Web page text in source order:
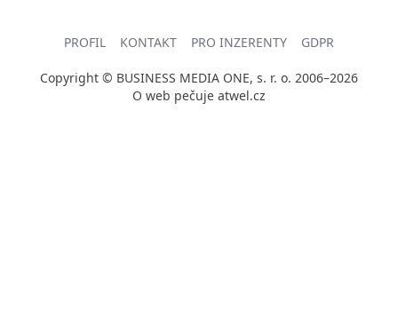
PROFIL KONTAKT PRO INZERENTY GDPR
Copyright © BUSINESS MEDIA ONE, s. r. o. 2006–2026